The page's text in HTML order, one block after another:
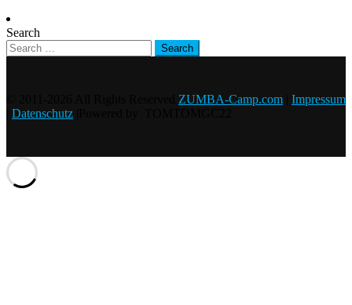
Search
ZUMBA-Camp.com
Impressum
Datenschutz